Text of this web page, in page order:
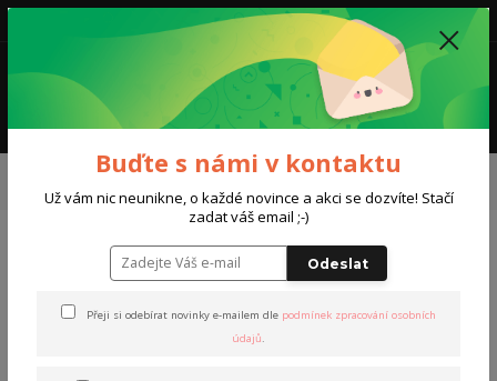
Menu
0,00 Kč
Kurzy a trénink Tréninkové kempy
Tréninkový kemp LIVIGNO
2026 / Ski test Salomon
Tréninkový kemp LIVIGNO
2026 / Ski test Salomon
Buďte s námi v kontaktu
Už vám nic neunikne, o každé novince a akci se dozvíte! Stačí
zadat váš email ;-)
Odeslat
Přeji si odebírat novinky e-mailem dle podmínek zpracování osobních
údajů.